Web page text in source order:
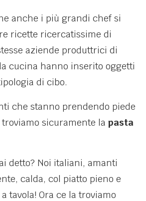
anche i più grandi chef si
ricette ricercatissime di
aziende produttrici di
cucina hanno inserito oggetti
di cibo.
che stanno prendendo piede
sicuramente la pasta
detto? Noi italiani, amanti
calda, col piatto pieno e
tavola! Ora ce la troviamo